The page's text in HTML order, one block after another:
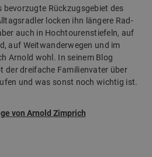
bevorzugte Rückzugsgebiet des
locken ihn längere Rad-
auch in Hochtourenstiefeln, auf
auf Weitwanderwegen und im
Arnold wohl. In seinem Blog
der dreifache Familienvater über
und was sonst noch wichtig ist.
von Arnold Zimprich